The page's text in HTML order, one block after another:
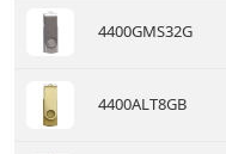
4400GMS32G
4400ALT8GB